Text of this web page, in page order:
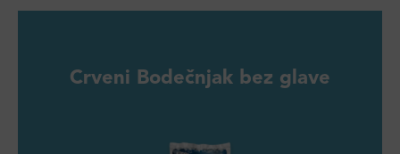
Crveni Bodečnjak bez glave